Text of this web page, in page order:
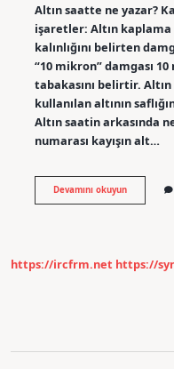
Altın saatte ne yazar?
işaretler: Altın
kalınlığını belirten
“10 mikron” damgası
tabakasını belirtir.
kullanılan altının
Altın saatin arkasında
numarası kayışın alt…
Devamını okuyunAltın
Saatler
https://ircfrm.net https://